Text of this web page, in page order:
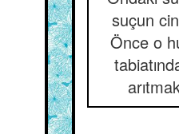
suçun
Önce o